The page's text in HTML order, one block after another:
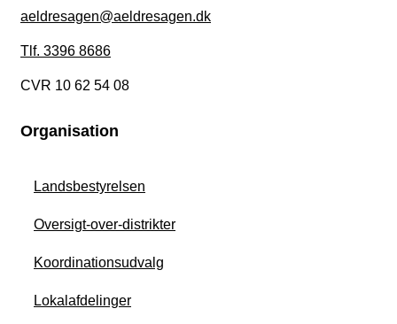
aeldresagen@aeldresagen.dk
Tlf. 3396 8686
CVR 10 62 54 08
Organisation
Landsbestyrelsen
Oversigt-over-distrikter
Koordinationsudvalg
Lokalafdelinger